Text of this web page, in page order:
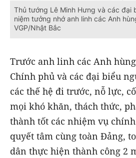
Thủ tướng Lê Minh Hưng và các đại
niệm tưởng nhớ anh linh các Anh
VGP/Nhật Bắc
Trước anh linh các Anh
Chính phủ và các đại biểu
các thế hệ đi trước, nỗ lực,
mọi khó khăn, thách thức,
thành tốt các nhiệm vụ
quyết tâm cùng toàn Đảng,
dân thực hiện thành công 2